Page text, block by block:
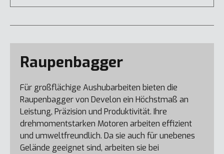
DX19-7
Raupenbagger
Für großflächige Aushubarbeiten bieten die
Raupenbagger von Develon ein Höchstmaß an
Leistung, Präzision und Produktivität. Ihre
drehmomentstarken Motoren arbeiten effizient
und umweltfreundlich. Da sie auch für unebenes
Gelände geeignet sind, arbeiten sie bei